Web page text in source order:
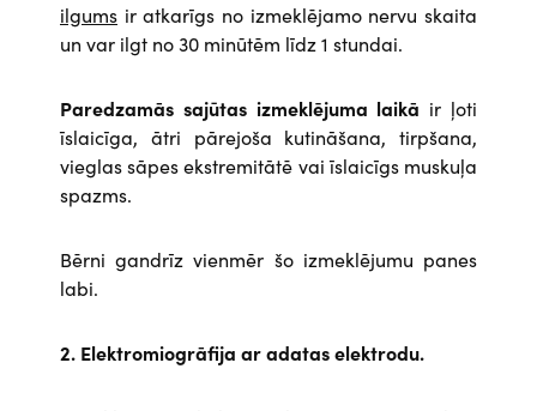
ilgums ir atkarīgs no izmeklējamo nervu skaita
un var ilgt no 30 minūtēm līdz 1 stundai.
Paredzamās sajūtas izmeklējuma laikā ir ļoti
īslaicīga, ātri pārejoša kutināšana, tirpšana,
vieglas sāpes ekstremitātē vai īslaicīgs muskuļa
spazms.
Bērni gandrīz vienmēr šo izmeklējumu panes
labi.
2. Elektromiogrāfija ar adatas elektrodu.